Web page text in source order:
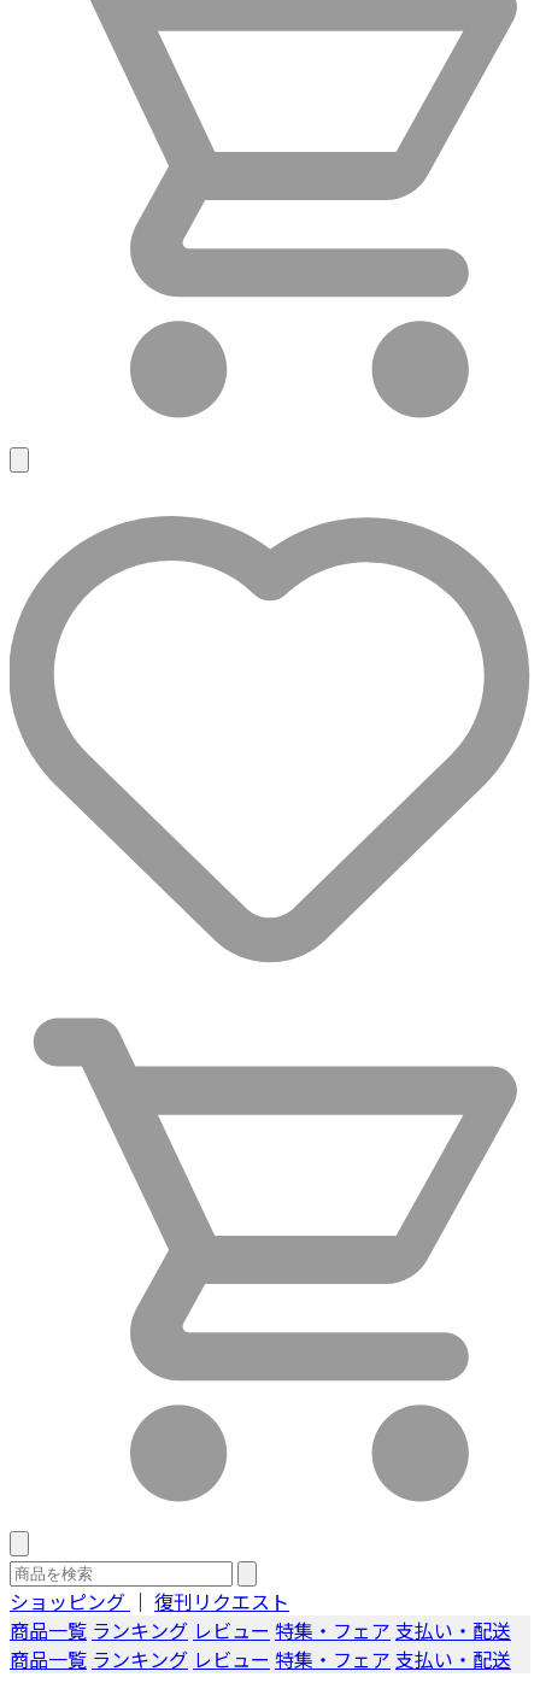
ショッピング ｜ 復刊リクエスト
商品一覧 ランキング レビュー 特集・フェア 支払い・配送
商品一覧 ランキング レビュー 特集・フェア 支払い・配送